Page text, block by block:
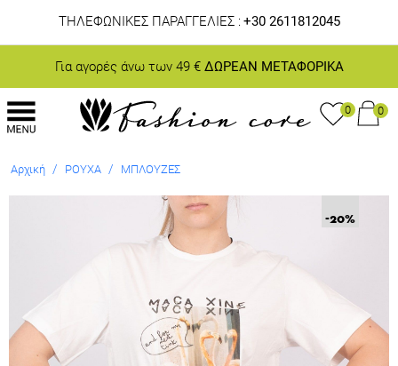
ΤΗΛΕΦΩΝΙΚΕΣ ΠΑΡΑΓΓΕΛΙΕΣ : +30 2611812045
Για αγορές άνω των 49 € ΔΩΡΕΑΝ ΜΕΤΑΦΟΡΙΚΑ
0 0
Αρχική / ΡΟΥΧΑ / ΜΠΛΟΥΖΕΣ
-20%